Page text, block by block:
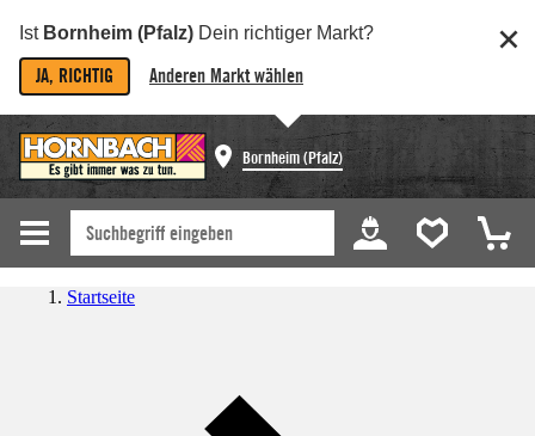
Ist Bornheim (Pfalz) Dein richtiger Markt?
JA, RICHTIG Anderen Markt wählen
Bornheim (Pfalz)
Startseite